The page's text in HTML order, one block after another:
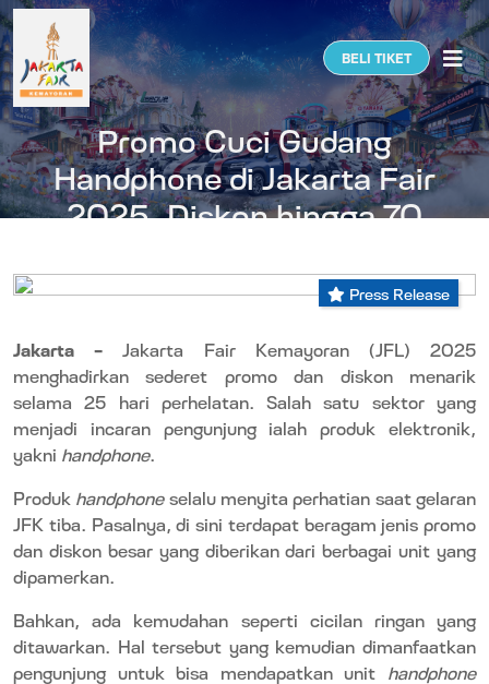
BELI TIKET
Promo Cuci Gudang
Handphone di Jakarta Fair
2025, Diskon hingga 70
Press Release
Jakarta –
Jakarta Fair Kemayoran (JFL) 2025
menghadirkan sederet promo dan diskon menarik
selama 25 hari perhelatan. Salah satu sektor yang
menjadi incaran pengunjung ialah produk elektronik,
yakni handphone.
Produk handphoneselalu menyita perhatian saat gelaran
JFK tiba. Pasalnya, di sini terdapat beragam jenis promo
dan diskon besar yang diberikan dari berbagai unit yang
dipamerkan.
Bahkan, ada kemudahan seperti cicilan ringan yang
ditawarkan. Hal tersebut yang kemudian dimanfaatkan
pengunjung untuk bisa mendapatkan unit handphone